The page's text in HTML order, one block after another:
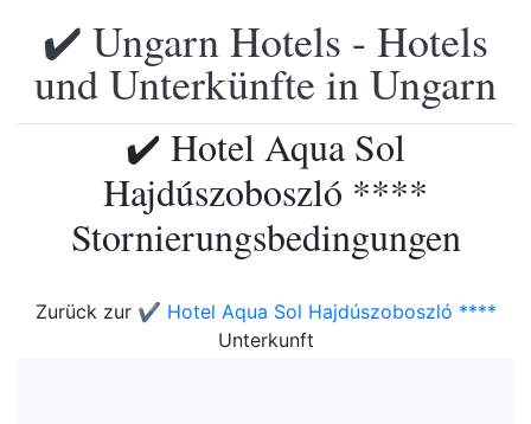
✔️ Ungarn Hotels - Hotels
und Unterkünfte in Ungarn
✔️ Hotel Aqua Sol
Hajdúszoboszló ****
Stornierungsbedingungen
Zurück zur ✔️ Hotel Aqua Sol Hajdúszoboszló ****
Unterkunft